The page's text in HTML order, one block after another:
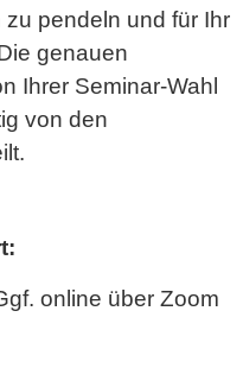
pendeln und für Ihr
genauen
Ihrer Seminar-Wahl
von den
online über Zoom